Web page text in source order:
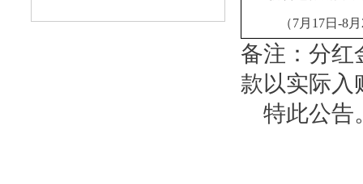
（7月17日-8
备注：分红
款以实际入
特此公告